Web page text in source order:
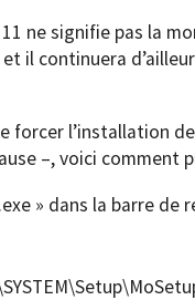
ne signifie pas la
il continuera
forcer l’installation
–, voici comment
» dans la barre de